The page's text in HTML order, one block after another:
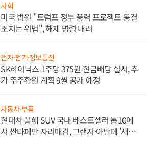
사회
미국 법원 "트럼프 정부 풍력 프로젝트 동결
조치는 위법", 해제 명령 내려
전자·전기·정보통신
SK하이닉스 1주당 375원 현금배당 실시, 추
가 주주환원 계획 9월 공개 예정
자동차·부품
현대차 올해 SUV 국내 베스트셀러 톱10에
서 싼타페만 자리매김, 그랜저·아반떼 '세단